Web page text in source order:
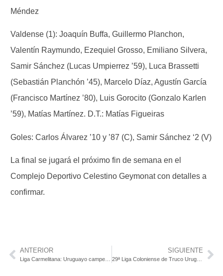
Méndez
Valdense (1): Joaquín Buffa, Guillermo Planchon,
Valentín Raymundo, Ezequiel Grosso, Emiliano Silvera,
Samir Sánchez (Lucas Umpierrez ’59), Luca Brassetti
(Sebastián Planchón ’45), Marcelo Díaz, Agustín García
(Francisco Martínez ’80), Luis Gorocito (Gonzalo Karlen
’59), Matías Martínez. D.T.: Matías Figueiras
Goles: Carlos Álvarez ’10 y ’87 (C), Samir Sánchez ‘2 (V)
La final se jugará el próximo fin de semana en el
Complejo Deportivo Celestino Geymonat con detalles a
confirmar.
ANTERIOR
Liga Carmelitana: Uruguayo campeón sub 15. Suspendida la actividad en la A.
SIGUIENTE
29ª Liga Coloniense de Truco Uruguayo – Resultados, cruces y posiciones de la 7ª y 8ª fecha